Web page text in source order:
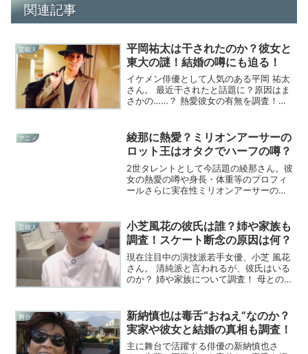
関連記事
芸能人
平岡祐太は干されたのか？彼女と
東大の謎！結婚の噂にも迫る！
イケメン俳優として人気のある平岡 祐太
さん。 最近干されたと話題に？原因はま
さかの……？ 熱愛彼女の有無を調査！東
アニメ
綾那に熱愛？ミリオンアーサーの
ロット王はオタクでハーフの噂？
2世タレントとして今話題の綾那さん。彼
女の熱愛の噂や身長・体重等のプロフィ
ールさらに実在性ミリオンアーサーのロ
芸能人
小芝風花の彼氏は誰？姉や家族も
調査！スケート断念の原因は何？
現在注目中の演技派若手女優、小芝 風花
さん。 清純派と言われるが、彼氏はいる
のか？ 姉や家族について調査！ 母との関
舞台
新納慎也は毒舌“おねえ”なのか？
実家や彼女と結婚の真相も調査！
主に舞台で活躍する俳優の新納慎也さ